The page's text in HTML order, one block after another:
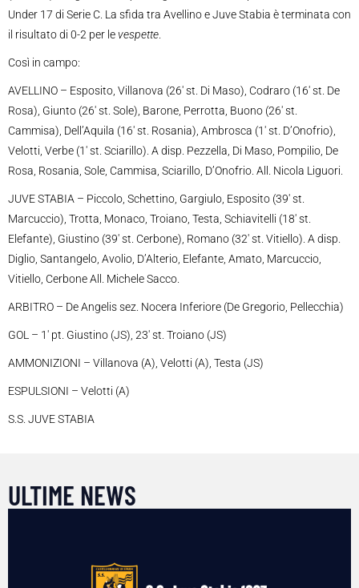
Under 17 di Serie C. La sfida tra Avellino e Juve Stabia è terminata con
il risultato di 0-2 per levespette
Così in campo:
AVELLINO – Esposito, Villanova (26′ st. Di Maso), Codraro (16′ st. De
Rosa), Giunto (26′ st. Sole), Barone, Perrotta, Buono (26′ st.
Cammisa), Dell’Aquila (16′ st. Rosania), Ambrosca (1′ st. D’Onofrio),
Velotti, Verbe (1′ st. Sciarillo). A disp. Pezzella, Di Maso, Pompilio, De
Rosa, Rosania, Sole, Cammisa, Sciarillo, D’Onofrio. All. Nicola Liguori.
JUVE STABIA – Piccolo, Schettino, Gargiulo, Esposito (39′ st.
Marcuccio), Trotta, Monaco, Troiano, Testa, Schiavitelli (18′ st.
Elefante), Giustino (39′ st. Cerbone), Romano (32′ st. Vitiello). A disp.
Diglio, Santangelo, Avolio, D’Alterio, Elefante, Amato, Marcuccio,
Vitiello, Cerbone All. Michele Sacco.
ARBITRO – De Angelis sez. Nocera Inferiore (De Gregorio, Pellecchia)
GOL – 1′ pt. Giustino (JS), 23′ st. Troiano (JS)
AMMONIZIONI – Villanova (A), Velotti (A), Testa (JS)
ESPULSIONI – Velotti (A)
S.S. JUVE STABIA
ULTIME NEWS